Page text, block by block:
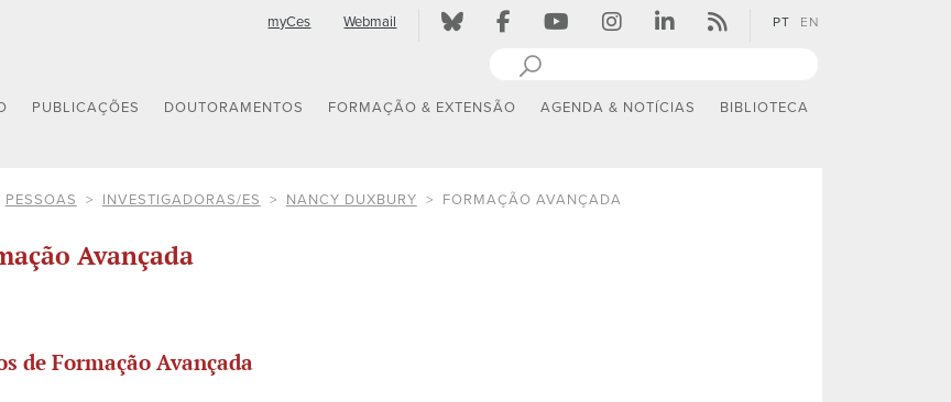
myCes Webmail PT EN
PUBLICAÇÕES DOUTORAMENTOS FORMAÇÃO & EXTENSÃO AGENDA & NOTÍCIAS BIBLIOTECA
PESSOAS INVESTIGADORAS/ES NANCY DUXBURY FORMAÇÃO AVANÇADA
Avançada
de Formação Avançada